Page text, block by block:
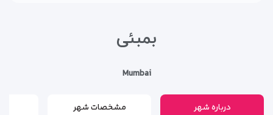
بمبئی
Mumbai
درباره شهر مشخصات شهر